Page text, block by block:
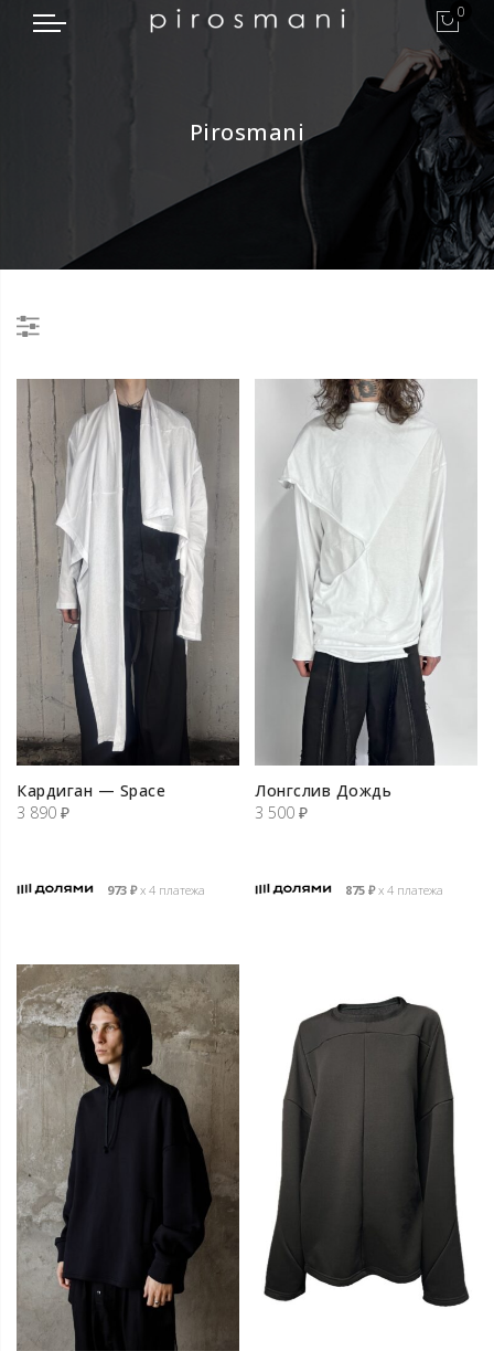
0
Pirosmani
Кардиган — Space
3 890 ₽
973 ₽х 4 платежа
Лонгслив Дождь
3 500 ₽
875 ₽х 4 платежа